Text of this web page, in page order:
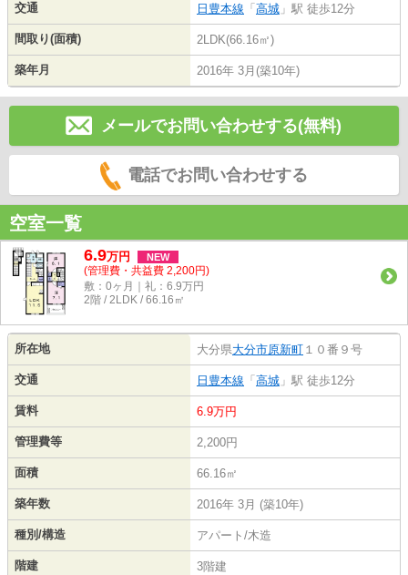
交通 日豊本線 「 高城 」駅 徒歩12分
間取り(面積) 2LDK(66.16㎡)
築年月 2016年 3月(築10年)
メールでお問い合わせする(無料)
電話でお問い合わせする
空室一覧
6.9万円 NEW
(管理費・共益費 2,200円)
敷：0ヶ月｜礼：6.9万円
2階 / 2LDK / 66.16㎡
所在地 大分県大分市原新町 １０番９号
交通 日豊本線 「 高城 」駅 徒歩12分
賃料 6.9万円
管理費等 2,200円
面積 66.16㎡
築年数 2016年 3月 (築10年)
種別/構造 アパート/木造
階建 3階建